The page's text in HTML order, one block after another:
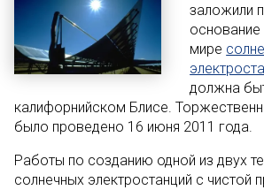
заложили
мире
должна
калифорнийском Блисе.
было проведено 16 июня 2011 года.
Работы по созданию одной из двух
солнечных электростанций с чистой